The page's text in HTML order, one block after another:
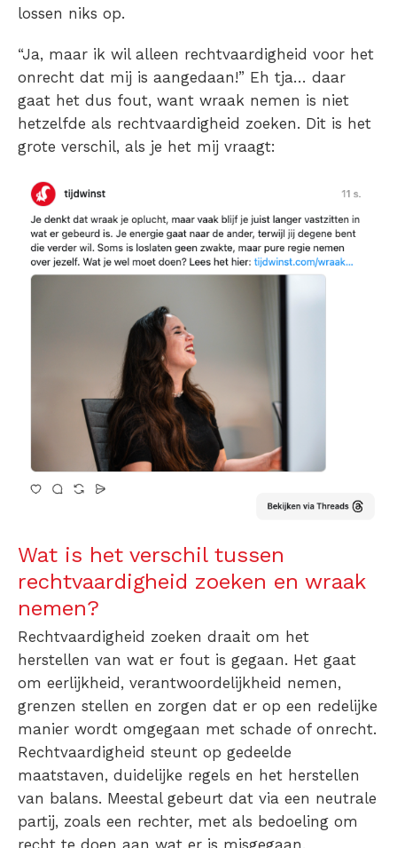
lossen niks op.
“Ja, maar ik wil alleen rechtvaardigheid voor het
onrecht dat mij is aangedaan!” Eh tja… daar
gaat het dus fout, want wraak nemen is niet
hetzelfde als rechtvaardigheid zoeken. Dit is het
grote verschil, als je het mij vraagt:
Wat is het verschil tussen
rechtvaardigheid zoeken en wraak
nemen?
Rechtvaardigheid zoeken draait om het
herstellen van wat er fout is gegaan. Het gaat
om eerlijkheid, verantwoordelijkheid nemen,
grenzen stellen en zorgen dat er op een redelijke
manier wordt omgegaan met schade of onrecht.
Rechtvaardigheid steunt op gedeelde
maatstaven, duidelijke regels en het herstellen
van balans. Meestal gebeurt dat via een neutrale
partij, zoals een rechter, met als bedoeling om